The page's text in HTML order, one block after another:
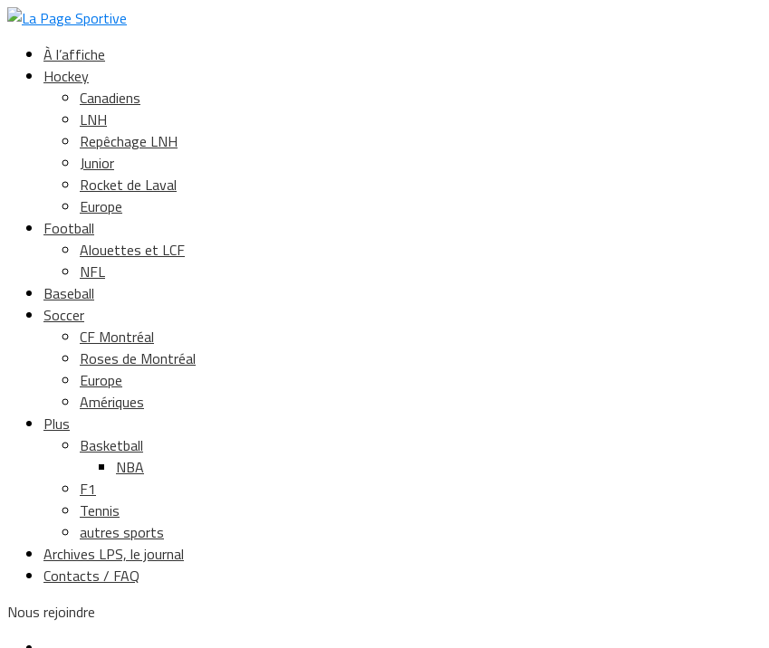
À l’affiche
Hockey
Canadiens
LNH
Repêchage LNH
Junior
Rocket de Laval
Europe
Football
Alouettes et LCF
NFL
Baseball
Soccer
CF Montréal
Roses de Montréal
Europe
Amériques
Plus
Basketball
NBA
F1
Tennis
autres sports
Archives LPS, le journal
Contacts / FAQ
Nous rejoindre